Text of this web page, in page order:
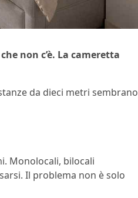
non c’è. La cameretta
da dieci metri sembrano
Monolocali, bilocali
Il problema non è solo